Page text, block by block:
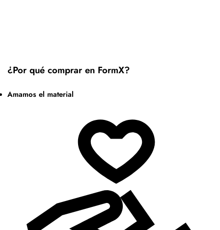
¿Por qué comprar en FormX?
Amamos el material